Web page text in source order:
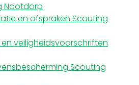
Nootdorp
en afspraken Scouting
veiligheidsvoorschriften
Scouting